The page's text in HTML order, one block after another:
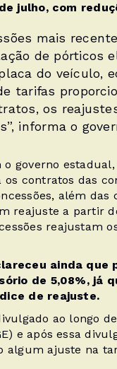
julho, com
mais
de pórticos
do veículo,
tarifas
os
informa o
o governo
os contratos das
além das
reajuste a partir
reajustam
ainda que
de 5,08%, já
de reajuste.
ao longo
e após essa
algum ajuste na